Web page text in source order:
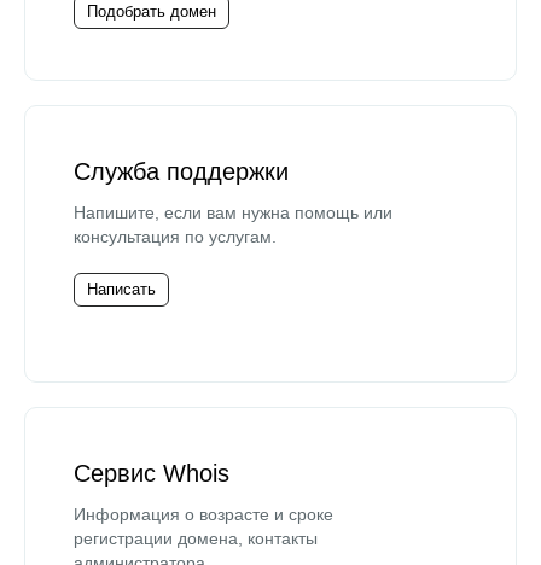
Подобрать домен
Служба поддержки
Напишите, если вам нужна помощь или
консультация по услугам.
Написать
Сервис Whois
Информация о возрасте и сроке
регистрации домена, контакты